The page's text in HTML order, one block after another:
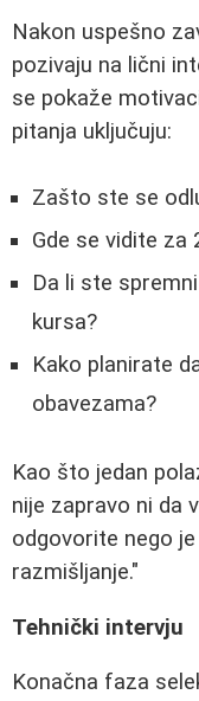
Nakon uspešno
pozivaju na lični
se pokaže
pitanja uključuju:
Zašto ste se
Gde se vidite za
Da li ste
kursa?
Kako planirate
obavezama?
Kao što jedan
nije zapravo ni da
odgovorite nego
razmišljanje."
Tehnički intervju
Konačna faza